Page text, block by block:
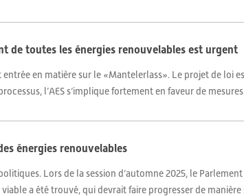
de toutes les énergies renouvelables est urgent
entrée en matière sur le «Mantelerlass». Le projet de
l’AES s’implique fortement en faveur de
énergies renouvelables
Lors de la session d’automne 2025, le
a été trouvé, qui devrait faire progresser de manière